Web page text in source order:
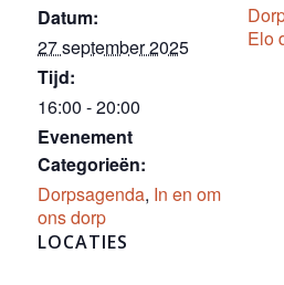
Datum:
27 september 2025
Tijd:
16:00 - 20:00
Evenement
Categorieën:
Dorpsagenda, In en om
ons dorp
Elo
LOCATIES